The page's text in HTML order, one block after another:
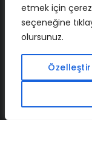
etmek için
seçeneğine
olursunuz.
Özelleştir
İLETIŞIM BAF